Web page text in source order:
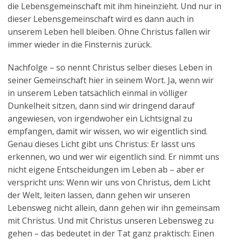
die Lebensgemeinschaft mit ihm hineinzieht. Und nur in
dieser Lebensgemeinschaft wird es dann auch in
unserem Leben hell bleiben. Ohne Christus fallen wir
immer wieder in die Finsternis zurück.
Nachfolge – so nennt Christus selber dieses Leben in
seiner Gemeinschaft hier in seinem Wort. Ja, wenn wir
in unserem Leben tatsächlich einmal in völliger
Dunkelheit sitzen, dann sind wir dringend darauf
angewiesen, von irgendwoher ein Lichtsignal zu
empfangen, damit wir wissen, wo wir eigentlich sind.
Genau dieses Licht gibt uns Christus: Er lässt uns
erkennen, wo und wer wir eigentlich sind. Er nimmt uns
nicht eigene Entscheidungen im Leben ab – aber er
verspricht uns: Wenn wir uns von Christus, dem Licht
der Welt, leiten lassen, dann gehen wir unseren
Lebensweg nicht allein, dann gehen wir ihn gemeinsam
mit Christus. Und mit Christus unseren Lebensweg zu
gehen – das bedeutet in der Tat ganz praktisch: Einen